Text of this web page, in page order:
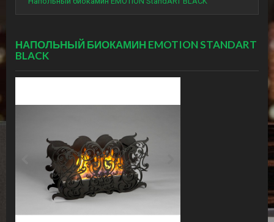
НАПОЛЬНЫЙ БИОКАМИН EMOTION STANDART
BLACK